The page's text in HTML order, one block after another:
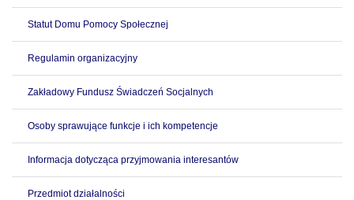
Statut Domu Pomocy Społecznej
Regulamin organizacyjny
Zakładowy Fundusz Świadczeń Socjalnych
Osoby sprawujące funkcje i ich kompetencje
Informacja dotycząca przyjmowania interesantów
Przedmiot działalności